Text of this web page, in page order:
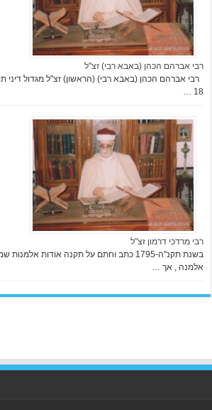
רבי אברהם הכהן (באבא רבי) זצ"ל
18 …
רבי מרדכי דרמון זצ"ל
בשנת תקנ"ה-1795 כתב וחתם על תקנה אודות
אלמנה , אך …